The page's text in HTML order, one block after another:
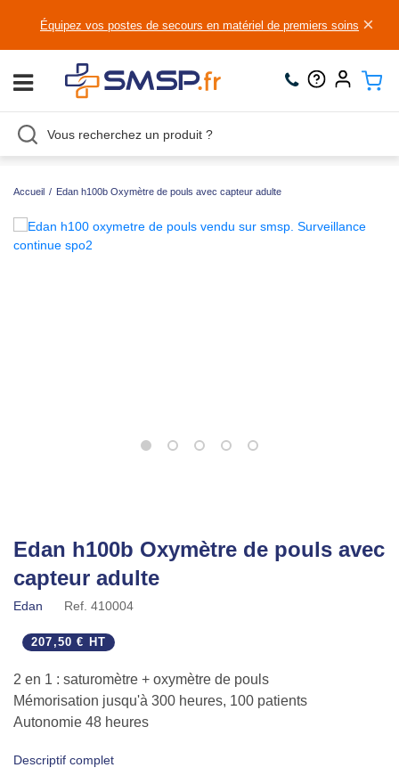
Équipez vos postes de secours en matériel de premiers soins ×
Accueil / Edan h100b Oxymètre de pouls avec capteur adulte
Edan h100b Oxymètre de pouls avec
capteur adulte
Edan Ref. 410004
207,50 € HT
2 en 1 : saturomètre + oxymètre de pouls
Mémorisation jusqu'à 300 heures, 100 patients
Autonomie 48 heures
Descriptif complet